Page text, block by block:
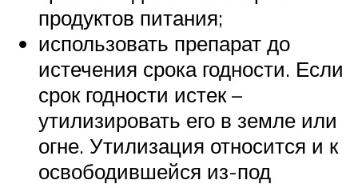
продуктов питания;
использовать препарат до
истечения срока годности. Если
срок годности истек –
утилизировать его в земле или
огне. Утилизация относится и к
освободившейся из-под